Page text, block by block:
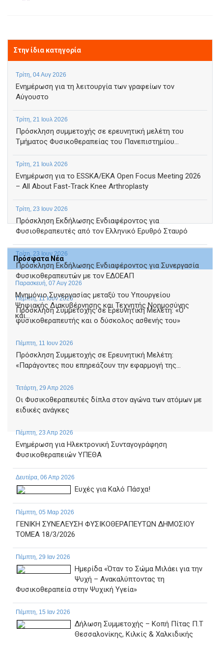
Στην ίδια κατηγορία
Τρίτη, 04 Αυγ 2026
Ενημέρωση για τη λειτουργία των γραφείων τον
Αύγουστο
Τρίτη, 21 Ιουλ 2026
Πρόσκληση συμμετοχής σε ερευνητική μελέτη του
Τμήματος Φυσικοθεραπείας του Πανεπιστημίου...
Τρίτη, 21 Ιουλ 2026
Ενημέρωση για το ESSKA/EKA Open Focus Meeting 2026
– All About Fast-Track Knee Arthroplasty
Τρίτη, 23 Ιουν 2026
Πρόσκληση Εκδήλωσης Ενδιαφέροντος για
Φυσιοθεραπευτές από τον Ελληνικό Ερυθρό Σταυρό
Τρίτη, 23 Ιουν 2026
Πρόσκληση Εκδήλωσης Ενδιαφέροντος για Συνεργασία
Φυσικοθεραπευτών με τον ΕΔΟΕΑΠ
Πέμπτη, 11 Ιουν 2026
Πρόσκληση Συμμετοχής σε Ερευνητική Μελέτη: «Ο
φυσικοθεραπευτής και ο δύσκολος ασθενής του»
Πέμπτη, 11 Ιουν 2026
Πρόσκληση Συμμετοχής σε Ερευνητική Μελέτη:
«Παράγοντες που επηρεάζουν την εφαρμογή της...
Τετάρτη, 29 Απρ 2026
Οι Φυσικοθεραπευτές δίπλα στον αγώνα των ατόμων με
ειδικές ανάγκες
Πέμπτη, 23 Απρ 2026
Ενημέρωση για Ηλεκτρονική Συνταγογράφηση
Φυσικοθεραπειών ΥΠΕΘΑ
Δευτέρα, 06 Απρ 2026
Ευχές για Καλό Πάσχα!
Πέμπτη, 05 Μαρ 2026
ΓΕΝΙΚΗ ΣΥΝΕΛΕΥΣΗ ΦΥΣΙΚΟΘΕΡΑΠΕΥΤΩΝ ΔΗΜΟΣΙΟΥ
ΤΟΜΕΑ 18/3/2026
Πέμπτη, 29 Ιαν 2026
Ημερίδα «Όταν το Σώμα Μιλάει για την
Ψυχή – Ανακαλύπτοντας τη
Φυσικοθεραπεία στην Ψυχική Υγεία»
Πέμπτη, 15 Ιαν 2026
Δήλωση Συμμετοχής – Κοπή Πίτας Π.Τ
Θεσσαλονίκης, Κιλκίς & Χαλκιδικής
Πρόσφατα Νέα
Παρασκευή, 07 Αυγ 2026
Μνημόνιο Συνεργασίας μεταξύ του Υπουργείου
Ψηφιακής Διακυβέρνησης και Τεχνητής Νοημοσύνης
και...